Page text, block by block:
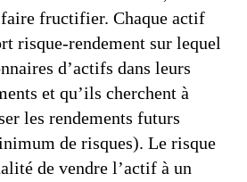
fructifier. Chaque actif
risque-rendement sur lequel
d’actifs dans leurs
et qu’ils cherchent à
les rendements futurs
de risques). Le risque
de vendre l’actif à un